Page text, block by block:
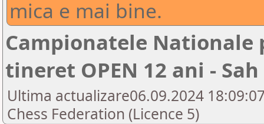
mica e mai bine.
Campionatele Nationale
tineret OPEN 12 ani -
Ultima actualizare06.09.2024
Chess Federation (Licence 5)